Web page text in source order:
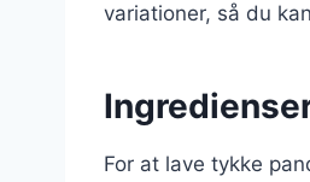
variationer, så du
For at lave tykke